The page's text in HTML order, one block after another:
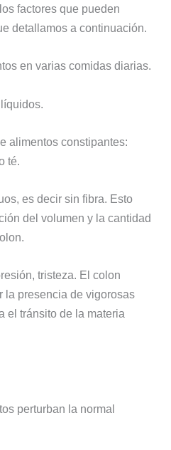
factores que pueden
detallamos a continuación.
en varias comidas diarias.
alimentos constipantes:
té.
es decir sin fibra. Esto
del volumen y la cantidad
tristeza. El colon
la presencia de vigorosas
el tránsito de la materia
perturban la normal